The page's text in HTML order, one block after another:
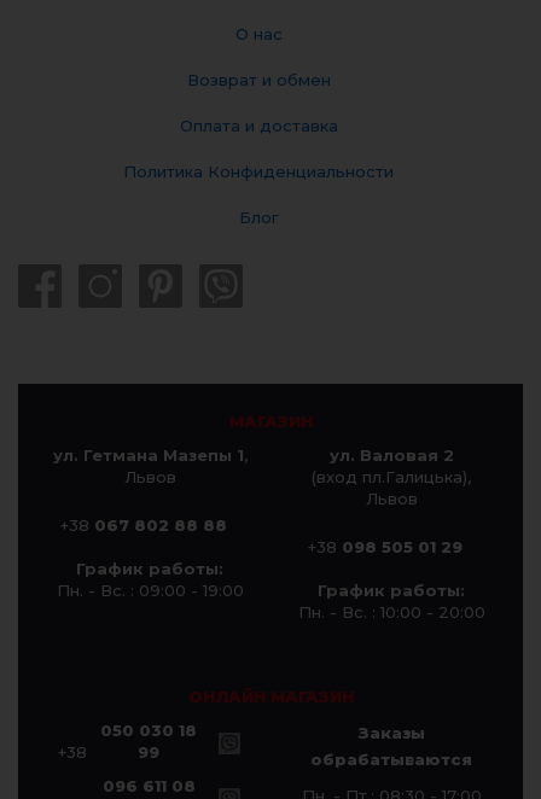
О нас
Возврат и обмен
Оплата и доставка
Политика Конфиденциальности
Блог
МАГАЗИН
ул. Гетмана Мазепы 1,
Львов
+38 067 802 88 88
График работы:
Пн. - Вс. : 09:00 - 19:00
ул. Валовая 2
(вход пл.Галицька),
Львов
+38 098 505 01 29
График работы:
Пн. - Вс. : 10:00 - 20:00
ОНЛАЙН МАГАЗИН
+38
050 030 18
99
096 611 08
Заказы
обрабатываются